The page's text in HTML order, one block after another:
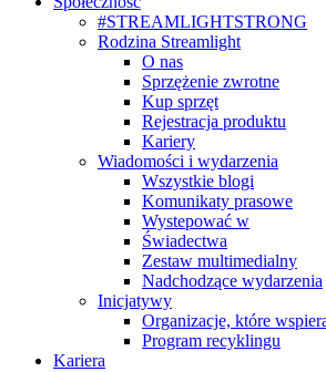
#STREAMLIGHTSTRONG
Rodzina Streamlight
O nas
Sprzężenie zwrotne
Kup sprzęt
Rejestracja produktu
Kariery
Wiadomości i wydarzenia
Wszystkie blogi
Komunikaty prasowe
Wystepować w
Świadectwa
Zestaw multimedialny
Nadchodzące wydarzenia
Inicjatywy
Organizacje, które
Program recyklingu
Kariera